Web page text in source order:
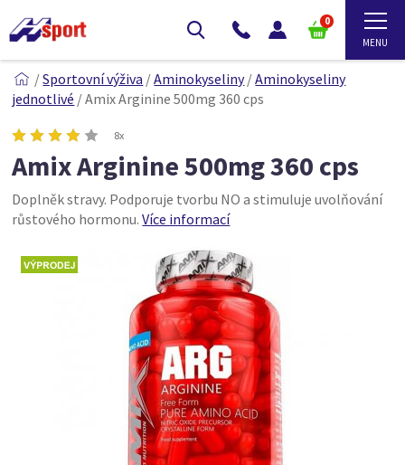
0
/Sportovní výživa /Aminokyseliny/Aminokyseliny
jednotlivé /Amix Arginine 500mg 360 cps
8x
Amix Arginine 500mg 360 cps
Doplněk stravy. Podporuje tvorbu NO a stimuluje uvolňování
růstového hormonu.Více informací